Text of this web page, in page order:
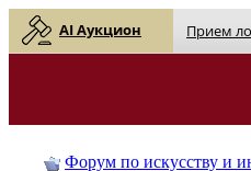
AI Аукцион Прием
Форум по искусству и